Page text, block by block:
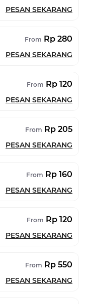
PESAN SEKARANG
From Rp 280
PESAN SEKARANG
From Rp 120
PESAN SEKARANG
From Rp 205
PESAN SEKARANG
From Rp 160
PESAN SEKARANG
From Rp 120
PESAN SEKARANG
From Rp 550
PESAN SEKARANG